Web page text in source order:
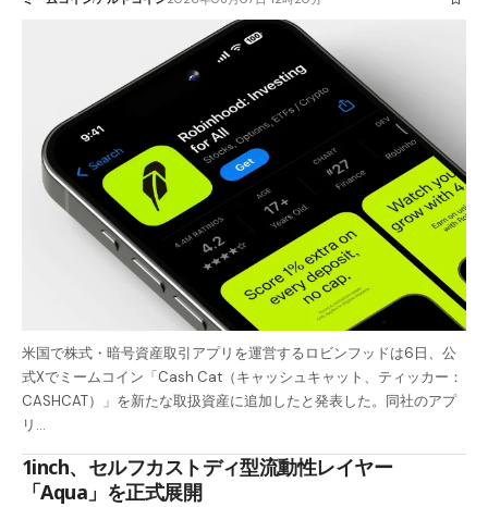
米国で株式・暗号資産取引アプリを運営するロビンフッドは6日、公
式Xでミームコイン「Cash Cat（キャッシュキャット、ティッカー：
CASHCAT）」を新たな取扱資産に追加したと発表した。同社のアプ
リ…
1inch、セルフカストディ型流動性レイヤー
「Aqua」を正式展開